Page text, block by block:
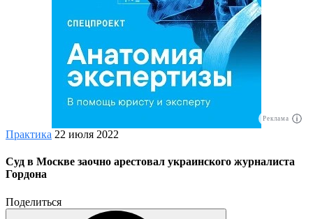
Реклама
Практика 22 июля 2022
Суд в Москве заочно арестовал украинского журналиста
Гордона
Поделиться